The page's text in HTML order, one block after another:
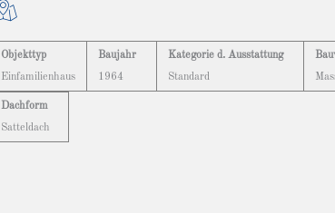
Objekttyp
Einfamilienhaus
Baujahr
1964
Kategorie d. Ausstattung
Standard
Dachform
Satteldach